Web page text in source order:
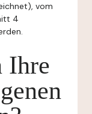
vom
4
Ihre